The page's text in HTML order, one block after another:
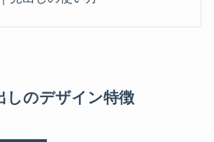
しのデザイン特徴